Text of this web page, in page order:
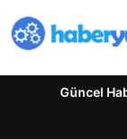
Güncel